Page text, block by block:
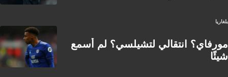
بلغاريا
مورفاي؟ انتقالي لتشيلسي؟ لم أسمع
شيئًا